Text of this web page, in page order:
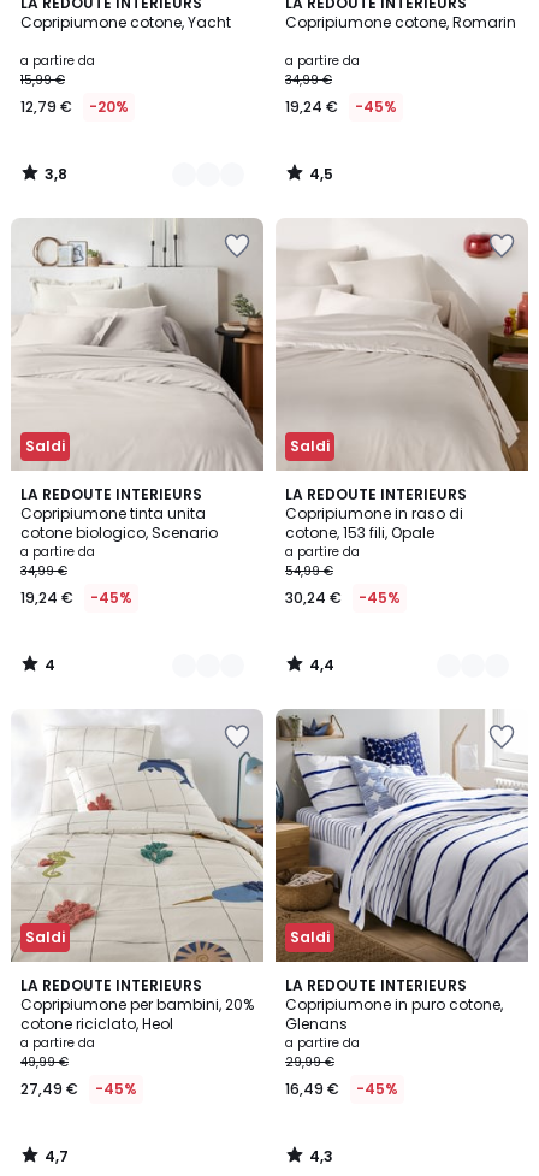
Copripiumone cotone, Yacht
a partire da
15,99 €
12,79 € -20%
/ 5
2
Colori
3,8
/
Copripiumone cotone, Romarin
a partire da
34,99 €
19,24 € -45%
/ 5
4,5
/
Saldi
LA REDOUTE INTERIEURS
Copripiumone tinta unita
cotone biologico, Scenario
a partire da
34,99 €
19,24 € -45%
4
/
5
9
Colori
4
/
Saldi
LA REDOUTE INTERIEURS
Copripiumone in raso di
cotone, 153 fili, Opale
a partire da
54,99 €
30,24 € -45%
4,4
/ 5
7
Colori
4,4
/
Saldi
LA REDOUTE INTERIEURS
Copripiumone per bambini, 20%
cotone riciclato, Heol
a partire da
49,99 €
27,49 € -45%
4,7
/ 5
4,7
/
Saldi
LA REDOUTE INTERIEURS
Copripiumone in puro cotone,
Glenans
a partire da
29,99 €
16,49 € -45%
4,3
/ 5
4,3
/